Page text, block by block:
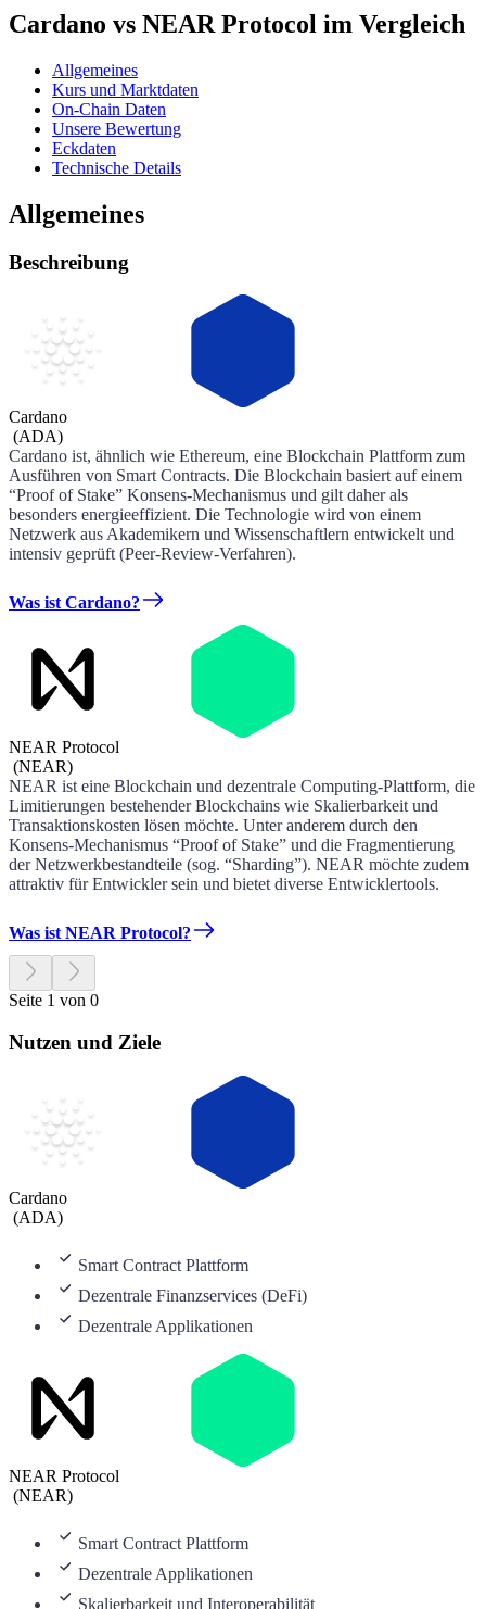
Cardano vs NEAR Protocol im Vergleich
Allgemeines
Kurs und Marktdaten
On-Chain Daten
Unsere Bewertung
Eckdaten
Technische Details
Allgemeines
Beschreibung
Cardano
(ADA)
Cardano ist, ähnlich wie Ethereum, eine Blockchain Plattform zum
Ausführen von Smart Contracts. Die Blockchain basiert auf einem
“Proof of Stake” Konsens-Mechanismus und gilt daher als
besonders energieeffizient. Die Technologie wird von einem
Netzwerk aus Akademikern und Wissenschaftlern entwickelt und
intensiv geprüft (Peer-Review-Verfahren).
Was ist Cardano?
NEAR Protocol
(NEAR)
NEAR ist eine Blockchain und dezentrale Computing-Plattform, die
Limitierungen bestehender Blockchains wie Skalierbarkeit und
Transaktionskosten lösen möchte. Unter anderem durch den
Konsens-Mechanismus “Proof of Stake” und die Fragmentierung
der Netzwerkbestandteile (sog. “Sharding”). NEAR möchte zudem
attraktiv für Entwickler sein und bietet diverse Entwicklertools.
Was ist NEAR Protocol?
Seite 1 von 0
Nutzen und Ziele
Cardano
(ADA)
Smart Contract Plattform
Dezentrale Finanzservices (DeFi)
Dezentrale Applikationen
NEAR Protocol
(NEAR)
Smart Contract Plattform
Dezentrale Applikationen
Skalierbarkeit und Interoperabilität